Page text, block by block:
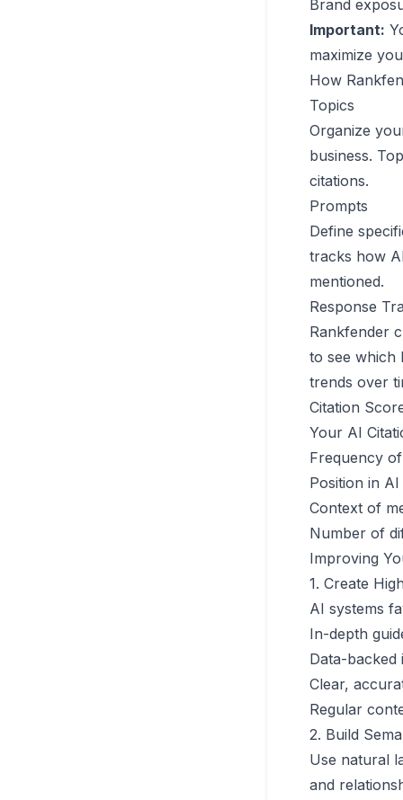
Brand
Important:
maximize
How
Topics
Organize
business.
citations.
Prompts
Define
tracks how
mentioned.
Response
Rankfender
to see which
trends over
Citation
Your AI
Frequency
Position in
Context of
Number of
Improving
1. Create
AI systems
In-depth
Data-backed
Clear,
Regular
2. Build
Use natural
and